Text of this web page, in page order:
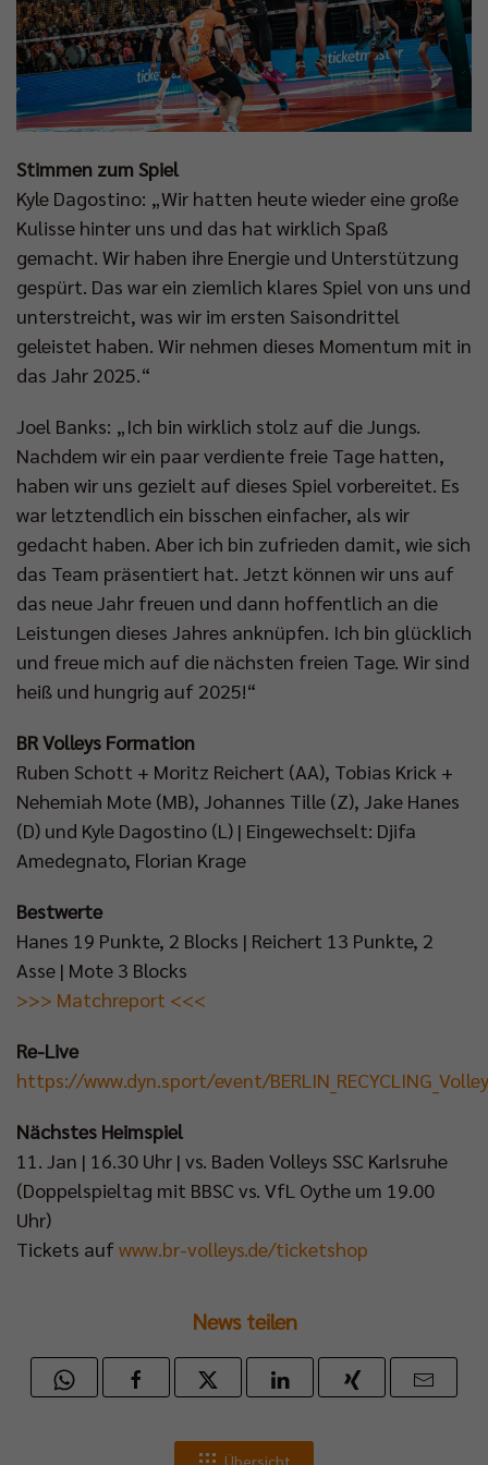
Stimmen zum Spiel
Kyle Dagostino: „Wir hatten heute wieder eine große
Kulisse hinter uns und das hat wirklich Spaß
gemacht. Wir haben ihre Energie und Unterstützung
gespürt. Das war ein ziemlich klares Spiel von uns und
unterstreicht, was wir im ersten Saisondrittel
geleistet haben. Wir nehmen dieses Momentum mit in
das Jahr 2025.“
Joel Banks: „Ich bin wirklich stolz auf die Jungs.
Nachdem wir ein paar verdiente freie Tage hatten,
haben wir uns gezielt auf dieses Spiel vorbereitet. Es
war letztendlich ein bisschen einfacher, als wir
gedacht haben. Aber ich bin zufrieden damit, wie sich
das Team präsentiert hat. Jetzt können wir uns auf
das neue Jahr freuen und dann hoffentlich an die
Leistungen dieses Jahres anknüpfen. Ich bin glücklich
und freue mich auf die nächsten freien Tage. Wir sind
heiß und hungrig auf 2025!“
BR Volleys Formation
Ruben Schott + Moritz Reichert (AA), Tobias Krick +
Nehemiah Mote (MB), Johannes Tille (Z), Jake Hanes
(D) und Kyle Dagostino (L) | Eingewechselt: Djifa
Amedegnato, Florian Krage
Bestwerte
Hanes 19 Punkte, 2 Blocks | Reichert 13 Punkte, 2
Asse | Mote 3 Blocks
>>> Matchreport <<<
Re-Live
https://www.dyn.sport/event/
Nächstes Heimspiel
11. Jan | 16.30 Uhr | vs. Baden Volleys SSC Karlsruhe
(Doppelspieltag mit BBSC vs. VfL Oythe um 19.00
Uhr)
Tickets auf www.br-volleys.de/ticketshop
News teilen
Übersicht